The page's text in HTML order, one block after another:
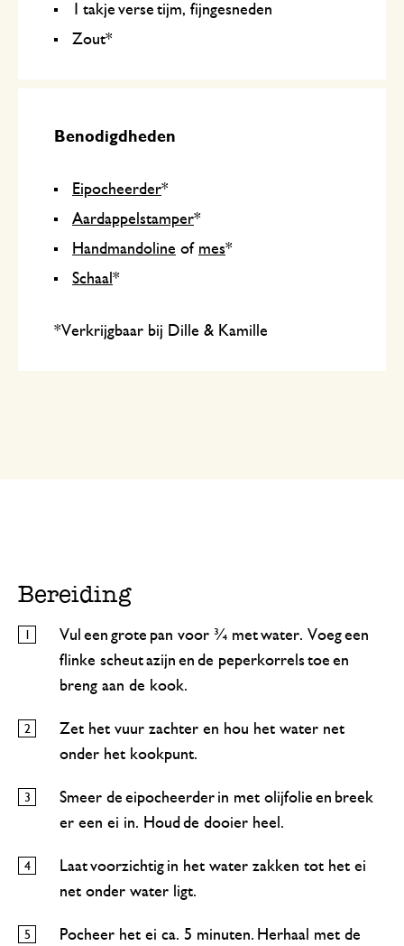
1 takje verse tijm, fijngesneden
Zout*
Benodigdheden
Eipocheerder*
Aardappelstamper*
Handmandoline of mes*
Schaal *
*Verkrijgbaar bij Dille & Kamille
Bereiding
Vul een grote pan voor ¾ met water. Voeg een
flinke scheut azijn en de peperkorrels toe en
breng aan de kook.
Zet het vuur zachter en hou het water net
onder het kookpunt.
Smeer de eipocheerder in met olijfolie en breek
er een ei in. Houd de dooier heel.
Laat voorzichtig in het water zakken tot het ei
net onder water ligt.
Pocheer het ei ca. 5 minuten. Herhaal met de